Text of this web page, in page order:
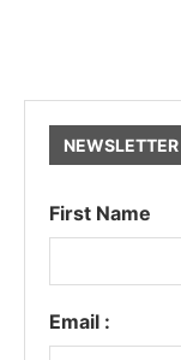
NEWSLETTER
First Name
Email :